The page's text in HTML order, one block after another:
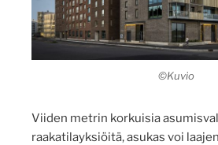
©Kuvio
Viiden metrin korkuisia
raakatilayksiöitä, asukas voi